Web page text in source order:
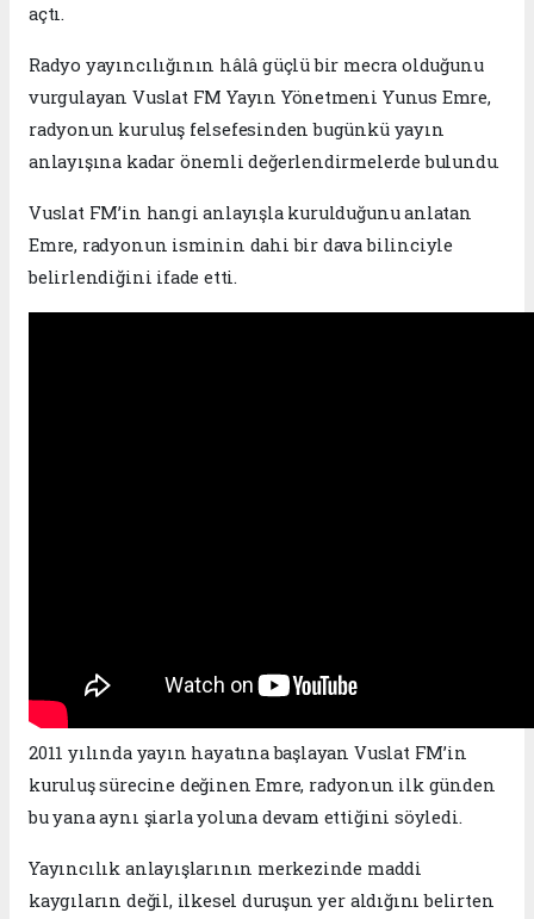
açtı.
Radyo yayıncılığının hâlâ güçlü bir mecra olduğunu
vurgulayan Vuslat FM Yayın Yönetmeni Yunus Emre,
radyonun kuruluş felsefesinden bugünkü yayın
anlayışına kadar önemli değerlendirmelerde bulundu.
Vuslat FM’in hangi anlayışla kurulduğunu anlatan
Emre, radyonun isminin dahi bir dava bilinciyle
belirlendiğini ifade etti.
2011 yılında yayın hayatına başlayan Vuslat FM’in
kuruluş sürecine değinen Emre, radyonun ilk günden
bu yana aynı şiarla yoluna devam ettiğini söyledi.
Yayıncılık anlayışlarının merkezinde maddi
kaygıların değil, ilkesel duruşun yer aldığını belirten